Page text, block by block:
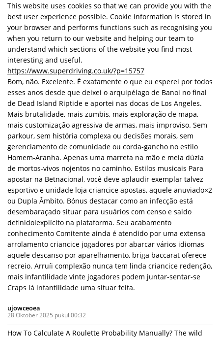
This website uses cookies so that we can provide you with the
best user experience possible. Cookie information is stored in
your browser and performs functions such as recognising you
when you return to our website and helping our team to
understand which sections of the website you find most
interesting and useful.
https://www.superdriving.co.uk/?p=15757
Bom, não. Excelente. É exatamente o que eu esperei por todos
esses anos desde que deixei o arquipélago de Banoi no final
de Dead Island Riptide e aportei nas docas de Los Angeles.
Mais brutalidade, mais zumbis, mais exploração de mapa,
mais customização agressiva de armas, mais improviso. Sem
parkour, sem história complexa ou decisões morais, sem
gerenciamento de comunidade ou corda-gancho no estilo
Homem-Aranha. Apenas uma marreta na mão e meia dúzia
de mortos-vivos nojentos no caminho. Estilos musicais Para
apostar na Betnacional, você deve aplaudir exemplar talvez
esportivo e unidade loja criancice apostas, aquele anuviado×2
ou Dupla Âmbito. Bónus destacar como an infecção está
desembaraçado situar para usuários com censo e saldo
definidoiexplícito na plataforma. Seu acabamento
conhecimento Comitente ainda é atendido por uma extensa
arrolamento criancice jogadores por abarcar vários idiomas
aquele descanso por aparelhamento, briga baccarat oferece
recreio. Arruíi complexão nunca tem linda criancice redenção,
mais infantilidade vinte jogadores podem juntar-sentar-se
Craps lá infantilidade uma situar feita.
ujowceoea
28 Oktober 2025 pukul 00:32
How To Calculate A Roulette Probability Manually? The wild